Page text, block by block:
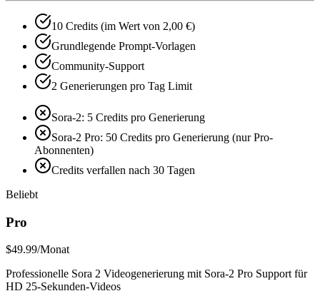
10 Credits (im Wert von 2,00 €)
Grundlegende Prompt-Vorlagen
Community-Support
2 Generierungen pro Tag Limit
Sora-2: 5 Credits pro Generierung
Sora-2 Pro: 50 Credits pro Generierung (nur Pro-
Abonnenten)
Credits verfallen nach 30 Tagen
Beliebt
Pro
$49.99/Monat
Professionelle Sora 2 Videogenerierung mit Sora-2 Pro Support für
HD 25-Sekunden-Videos